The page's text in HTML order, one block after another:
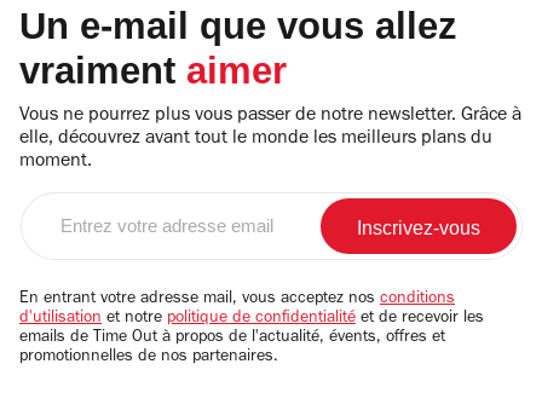
Un e-mail que vous allez
vraiment aimer
Vous ne pourrez plus vous passer de notre newsletter. Grâce à
elle, découvrez avant tout le monde les meilleurs plans du
moment.
email
En entrant votre adresse mail, vous acceptez nos conditions
d'utilisation et notre politique de confidentialité et de recevoir les
emails de Time Out à propos de l'actualité, évents, offres et
promotionnelles de nos partenaires.